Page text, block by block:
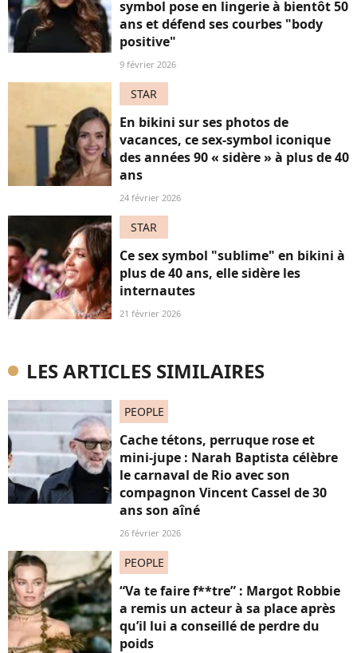
symbol pose en lingerie à bientôt 50
ans et défend ses courbes "body
positive"
9 février 2026
STAR
En bikini sur ses photos de
vacances, ce sex-symbol iconique
des années 90 « sidère » à plus de 40
ans
24 février 2026
STAR
Ce sex symbol "sublime" en bikini à
plus de 40 ans, elle sidère les
internautes
21 février 2026
LES ARTICLES SIMILAIRES
PEOPLE
Cache tétons, perruque rose et
mini-jupe : Narah Baptista célèbre
le carnaval de Rio avec son
compagnon Vincent Cassel de 30
ans son aîné
26 février 2026
PEOPLE
“Va te faire f**tre” : Margot Robbie
a remis un acteur à sa place après
qu’il lui a conseillé de perdre du
poids